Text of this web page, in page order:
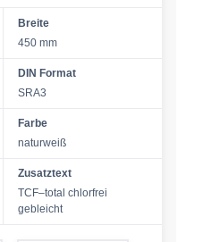
Breite
450 mm
DIN Format
SRA3
Farbe
naturweiß
Zusatztext
TCF–total chlorfrei
gebleicht